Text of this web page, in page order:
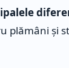
plămâni și